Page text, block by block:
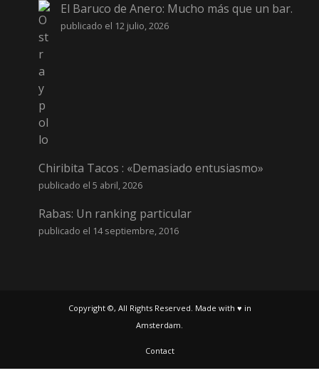
El Baruco de Anero: Mucho más que un bar.
publicado el 12 julio, 2026
Chiribita Tacos : «Demasiado entusiasmo»
publicado el 5 abril, 2026
Rabas: Un ranking particular
publicado el 14 septiembre, 2016
Copyright ©, All Rights Reserved. Made with ♥ in
Amsterdam.
Contact